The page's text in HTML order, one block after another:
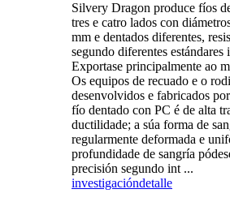
Silvery Dragon produce fíos
tres e catro lados con
mm e dentados diferentes,
segundo diferentes estándares
Exportase principalmente ao
Os equipos de recuado e o
desenvolvidos e fabricados
fío dentado con PC é de alta
ductilidade; a súa forma de
regularmente deformada e
profundidade de sangría
precisión segundo int ...
investigacióndetalle